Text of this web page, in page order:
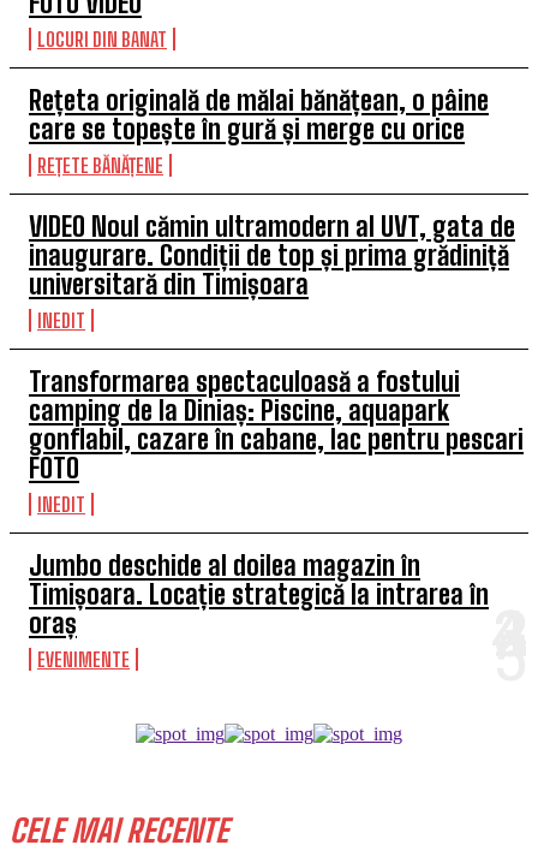
LOCURI DIN BANAT
Rețeta originală de mălai bănățean, o pâine
care se topește în gură și merge cu orice
REȚETE BĂNĂȚENE
VIDEO Noul cămin ultramodern al UVT, gata de
inaugurare. Condiții de top și prima grădiniță
universitară din Timișoara
INEDIT
Transformarea spectaculoasă a fostului
camping de la Diniaș: Piscine, aquapark
gonflabil, cazare în cabane, lac pentru pescari
FOTO
INEDIT
Jumbo deschide al doilea magazin în
Timișoara. Locație strategică la intrarea în
oraș
EVENIMENTE
CELE MAI RECENTE